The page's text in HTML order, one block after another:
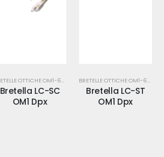
BRETELLE OTTICHE OM1-62,5/125-MM
Bretella LC-SC
OM1 Dpx
BRETELLE OTTICHE OM1-62,5/125-MM
Bretella LC-ST
OM1 Dpx